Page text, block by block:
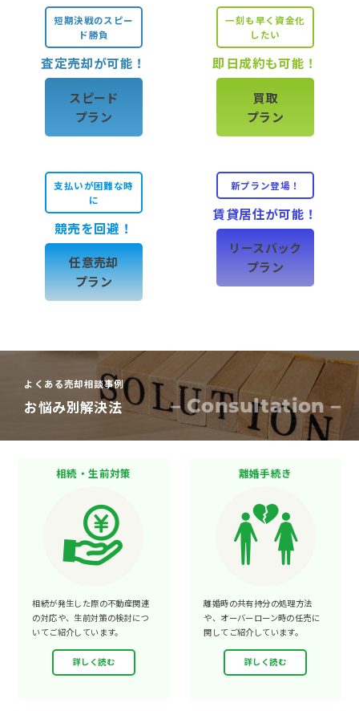
短期決戦のスピー
ド勝負
査定売却が可能！
スピード
プラン
一刻も早く資金化
したい
即日成約も可能！
買取
プラン
支払いが困難な時
に
競売を回避！
任意売却
プラン
新プラン登場！
賃貸居住が可能！
リースバック
プラン
よくある売却相談事例
お悩み別解決法 – Consultation –
相続・生前対策
相続が発生した際の不動産関連
の対応や、生前対策の検討につ
いてご紹介しています。
詳しく読む
離婚手続き
離婚時の共有持分の処理方法
や、オーバーローン時の任売に
関してご紹介しています。
詳しく読む